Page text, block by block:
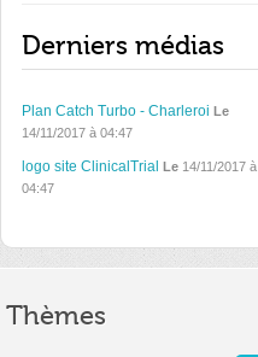
Derniers médias
Plan Catch Turbo - Charleroi Le
14/11/2017 à 04:47
logo site ClinicalTrial Le 14/11/2017 à
04:47
Thèmes